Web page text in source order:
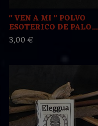
" VEN A MI " POLVO
ESOTERICO DE PALO...
3,00 €